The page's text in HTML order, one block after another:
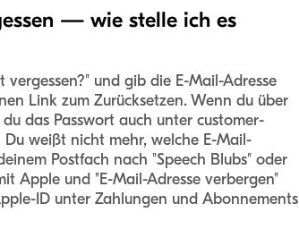
— wie stelle ich es
und gib die E-Mail-Adresse
Link zum Zurücksetzen. Wenn du über
das Passwort auch unter customer-
Du weißt nicht mehr, welche E-Mail-
Postfach nach "Speech Blubs" oder
Apple und "E-Mail-Adresse verbergen"
ID unter Zahlungen und Abonnements